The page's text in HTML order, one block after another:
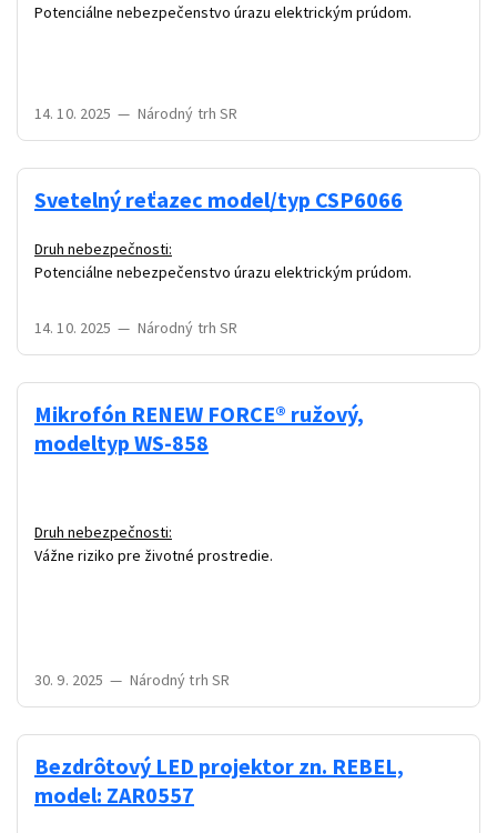
Potenciálne nebezpečenstvo úrazu elektrickým prúdom.
14. 10. 2025 — Národný trh SR
Svetelný reťazec model/typ CSP6066
Druh nebezpečnosti:
Potenciálne nebezpečenstvo úrazu elektrickým prúdom.
14. 10. 2025 — Národný trh SR
Mikrofón RENEW FORCE® ružový,
modeltyp WS-858
Druh nebezpečnosti:
Vážne riziko pre životné prostredie.
30. 9. 2025 — Národný trh SR
Bezdrôtový LED projektor zn. REBEL,
model: ZAR0557